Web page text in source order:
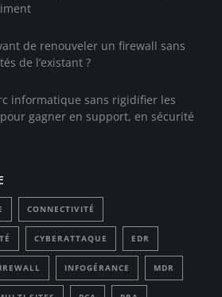
de renouveler un firewall sans
de l’existant ?
informatique sans rigidifier les
gagner en support, en sécurité
CONNECTIVITÉ
CYBERATTAQUE EDR
INFOGÉRANCE MDR